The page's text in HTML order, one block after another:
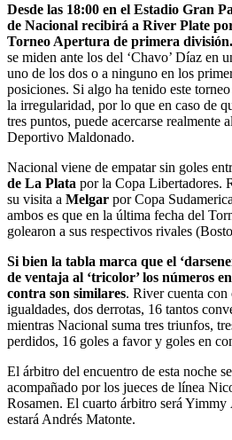
Desde las 18:00 en el Estadio Gran
de Nacional recibirá a River Plate
Torneo Apertura de primera división.
se miden ante los del ‘Chavo’ Díaz en
uno de los dos o a ninguno en los
posiciones. Si algo ha tenido este
la irregularidad, por lo que en caso de
tres puntos, puede acercarse realmente
Deportivo Maldonado.
Nacional viene de empatar sin goles
de La Plata por la Copa Libertadores.
su visita a Melgar por Copa
ambos es que en la última fecha del
golearon a sus respectivos rivales
Si bien la tabla marca que el
de ventaja al ‘tricolor’ los números
contra son similares. River cuenta
igualdades, dos derrotas, 16 tantos
mientras Nacional suma tres triunfos,
perdidos, 16 goles a favor y goles en
El árbitro del encuentro de esta noche
acompañado por los jueces de línea
Rosamen. El cuarto árbitro será
estará Andrés Matonte.